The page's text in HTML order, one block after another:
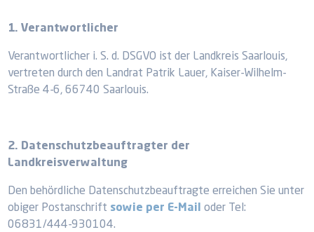
1. Verantwortlicher
Verantwortlicher i. S. d. DSGVO ist der Landkreis Saarlouis,
vertreten durch den Landrat Patrik Lauer, Kaiser-Wilhelm-
Straße 4-6, 66740 Saarlouis.
2. Datenschutzbeauftragter der
Landkreisverwaltung
Den behördliche Datenschutzbeauftragte erreichen Sie unter
obiger Postanschrift sowie per E-Mail
oder Tel:
06831/444-930104.